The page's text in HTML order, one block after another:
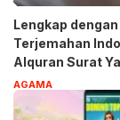
Lengkap dengan
Terjemahan
Alquran Surat
83
AGAMA